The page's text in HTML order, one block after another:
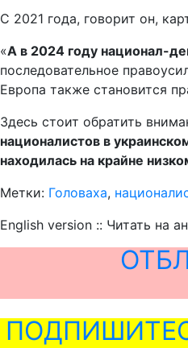
С 2021 года, говорит он,
«А в 2024 году национал-
последовательное
Европа также становится
Здесь стоит обратить
националистов в
находилась на крайне
Метки: Головаха,
English version :: Читать на